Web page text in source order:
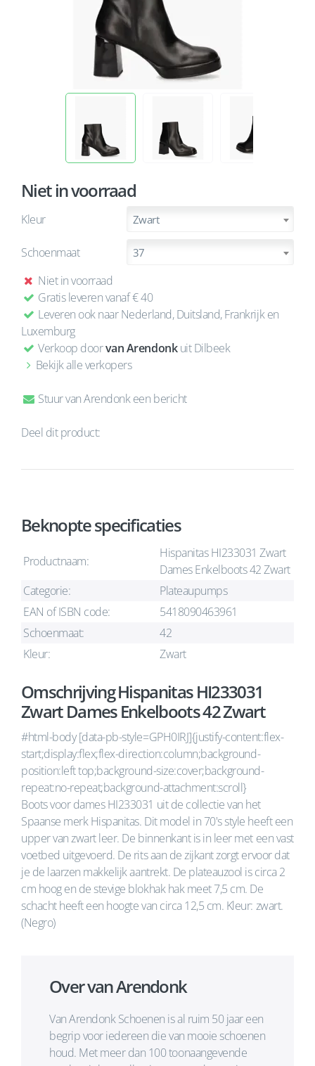
Niet in voorraad
Kleur Zwart
Schoenmaat 37
Niet in voorraad
Gratis leveren vanaf € 40
Leveren ook naar Nederland, Duitsland, Frankrijk en
Luxemburg
Verkoop doorvan Arendonkuit Dilbeek
Bekijk alle verkopers
Stuur van Arendonk een bericht
Deel dit product:
Beknopte specificaties
Productnaam:
Hispanitas HI233031 Zwart
Dames Enkelboots 42 Zwart
Categorie:
Plateaupumps
EAN of ISBN code:
5418090463961
Schoenmaat:
42
Kleur:
Zwart
Omschrijving Hispanitas HI233031
Zwart Dames Enkelboots 42 Zwart
#html-body [data-pb-style=GPH0IRJ]{justify-content:flex-
start;display:flex;flex-direction:column;background-
position:left top;background-size:cover;background-
repeat:no-repeat;background-attachment:scroll}
Boots voor dames HI233031 uit de collectie van het
Spaanse merk Hispanitas. Dit model in 70's style heeft een
upper van zwart leer. De binnenkant is in leer met een vast
voetbed uitgevoerd. De rits aan de zijkant zorgt ervoor dat
je de laarzen makkelijk aantrekt. De plateauzool is circa 2
cm hoog en de stevige blokhak hak meet 7,5 cm. De
schacht heeft een hoogte van circa 12,5 cm. Kleur: zwart.
(Negro)
Over van Arendonk
Van Arendonk Schoenen is al ruim 50 jaar een
begrip voor iedereen die van mooie schoenen
houd. Met meer dan 100 toonaangevende